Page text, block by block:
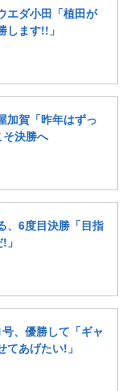
エダ小田「植田が
します!!」
加賀「昨年はずっ
決勝へ
、6度目決勝「目指
、優勝して「ギャ
てあげたい!」